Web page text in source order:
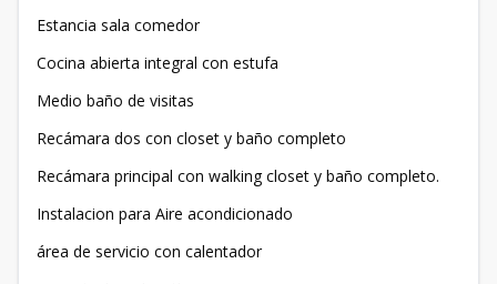
Estancia sala comedor
Cocina abierta integral con estufa
Medio baño de visitas
Recámara dos con closet y baño completo
Recámara principal con walking closet y baño completo.
Instalacion para Aire acondicionado
área de servicio con calentador